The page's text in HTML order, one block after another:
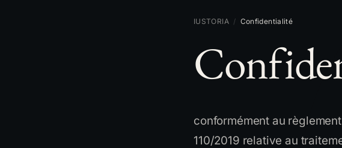
IUSTORIA / Confidentialité
conformément au
110/2019 relative au